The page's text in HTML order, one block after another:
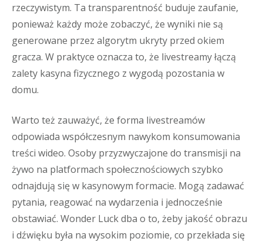
rzeczywistym. Ta transparentność buduje zaufanie,
ponieważ każdy może zobaczyć, że wyniki nie są
generowane przez algorytm ukryty przed okiem
gracza. W praktyce oznacza to, że livestreamy łączą
zalety kasyna fizycznego z wygodą pozostania w
domu.
Warto też zauważyć, że forma livestreamów
odpowiada współczesnym nawykom konsumowania
treści wideo. Osoby przyzwyczajone do transmisji na
żywo na platformach społecznościowych szybko
odnajdują się w kasynowym formacie. Mogą zadawać
pytania, reagować na wydarzenia i jednocześnie
obstawiać. Wonder Luck dba o to, żeby jakość obrazu
i dźwięku była na wysokim poziomie, co przekłada się